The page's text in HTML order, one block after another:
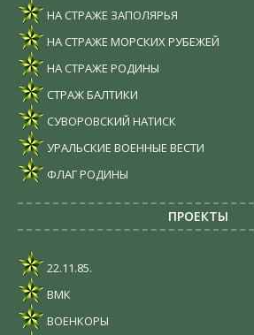
НА СТРАЖЕ ЗАПОЛЯРЬЯ
НА СТРАЖЕ МОРСКИХ РУБЕЖЕЙ
НА СТРАЖЕ РОДИНЫ
СТРАЖ БАЛТИКИ
СУВОРОВСКИЙ НАТИСК
УРАЛЬСКИЕ ВОЕННЫЕ ВЕСТИ
ФЛАГ РОДИНЫ
ПРОЕКТЫ
22.11.85.
ВМК
ВОЕНКОРЫ